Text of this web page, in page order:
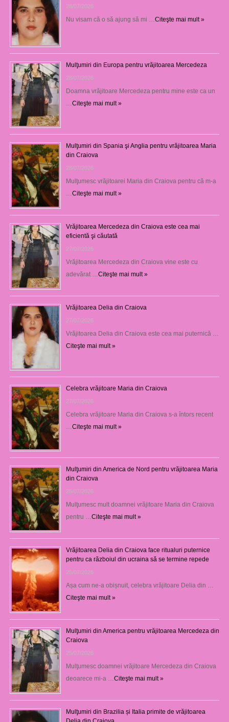
28/07/2026
Nu visam că o să ajung să mi … Citeşte mai mult »
Mulţumiri din Europa pentru vrăjitoarea Mercedeza
28/07/2026
Doamna vrăjitoare Mercedeza pentru mine este ca un
Citeşte mai mult »
Mulţumiri din Spania şi Anglia pentru vrăjitoarea Maria
din Craiova
28/07/2026
Mulţumesc vrăjitoarei Maria din Craiova pentru că m-a
Citeşte mai mult »
Vrăjitoarea Mercedeza din Craiova este cea mai
eficientă şi căutată
27/07/2026
Vrăjitoarea Mercedeza din Craiova vine este cu
adevărat … Citeşte mai mult »
Vrăjitoarea Delia din Craiova
27/07/2026
Vrăjitoarea Delia din Craiova este cea mai puternică …
Citeşte mai mult »
Celebra vrăjitoare Maria din Craiova
27/07/2026
Celebra vrăjitoare Maria din Craiova s-a întors recent
Citeşte mai mult »
Mulţumiri din America de Nord pentru vrăjitoarea Maria
din Craiova
25/07/2026
Mulţumesc mult doamnei vrăjitoare Maria din Craiova
pentru … Citeşte mai mult »
Vrăjitoarea Delia din Craiova face ritualuri puternice
pentru ca războiul din ucraina să se termine repede
25/07/2026
Așa cum ne-a obișnuit, celebra vrăjitoare Delia din …
Citeşte mai mult »
Mulţumiri din America pentru vrăjitoarea Mercedeza din
Craiova
25/07/2026
Mulţumesc doamnei vrăjitoare Mercedeza din Craiova
deoarece mi-a … Citeşte mai mult »
Mulţumiri din Brazilia și Italia primite de vrăjitoarea